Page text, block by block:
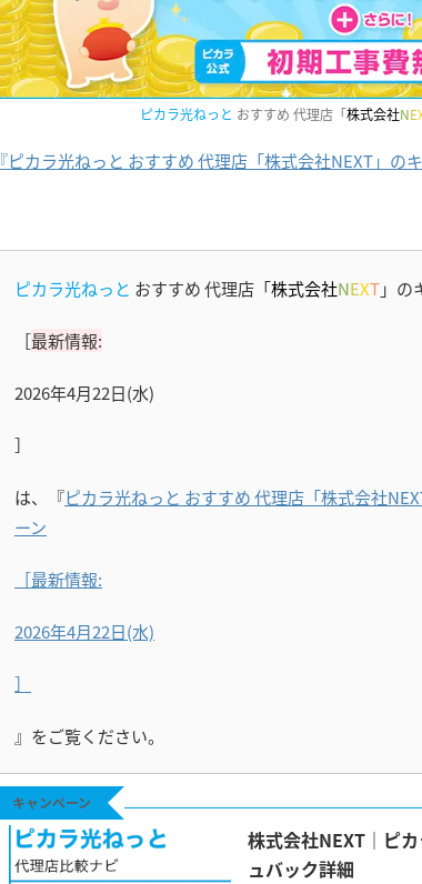
ピカラ光ねっと おすすめ 代理店「株式会社NE
『ピカラ光ねっと おすすめ 代理店「株式会社NEXT」の
ピカラ光ねっと おすすめ 代理店「株式会社NEXT」の
［最新情報:
2026年4月22日(水)
］
は、『ピカラ光ねっと おすすめ 代理店「株式会社
ーン
［最新情報:
2026年4月22日(水)
］
』をご覧ください。
キャンペーン
株式会社NEXT｜ピ
ュバック詳細